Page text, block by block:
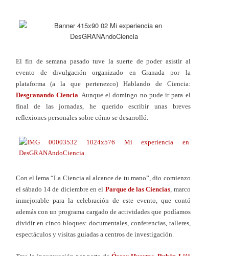
El fin de semana pasado tuve la suerte de poder asistir al
evento de divulgación organizado en Granada por la
plataforma (a la que pertenezco) Hablando de Ciencia:
Desgranando Ciencia. Aunque el domingo no pude ir para el
final de las jornadas, he querido escribir unas breves
reflexiones personales sobre cómo se desarrolló.
Con el lema “La Ciencia al alcance de tu mano”, dio comienzo
el sábado 14 de diciembre en el Parque de las Ciencias, marco
inmejorable para la celebración de este evento, que contó
además con un programa cargado de actividades que podíamos
dividir en cinco bloques: documentales, conferencias, talleres,
espectáculos y visitas guiadas a centros de investigación.